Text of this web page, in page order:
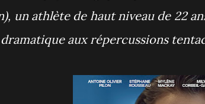
un athlète de haut niveau de 22
aux répercussions